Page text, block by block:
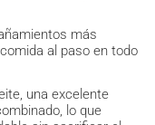
más
al paso en todo
una excelente
lo que